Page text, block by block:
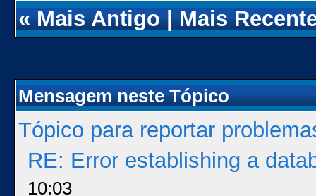
«Mais Antigo|Mais
Mensagem neste Tópico
Tópico para reportar
RE: Error establishing a
10:03